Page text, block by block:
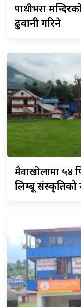
पाथीभरा
ढुवानी गरिने
मैवाखोलामा ५४
लिम्बू संस्कृतिको